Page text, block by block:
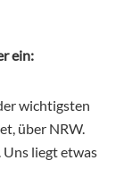
ein:
wichtigsten
über NRW.
liegt etwas